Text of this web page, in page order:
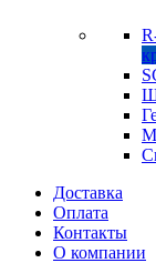
Доставка
Оплата
Контакты
О компании